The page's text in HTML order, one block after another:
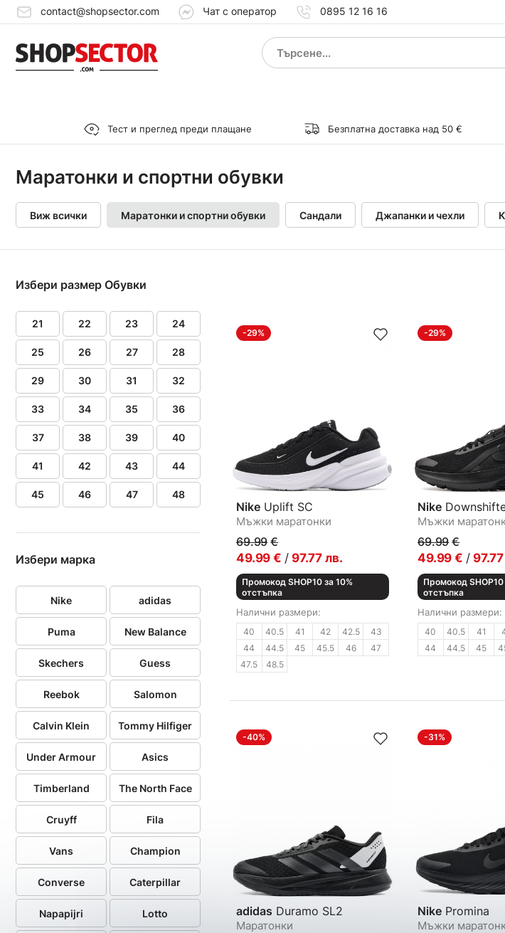
contact@shopsector.com Чат с оператор 0895 12 16 16
Тест и преглед преди плащане Безплатна доставка над 50 €
Маратонки и спортни обувки
Виж всички Маратонки и спортни обувки Сандали Джапанки и чехли
Избери размер Обувки
21 22 23 24
25 26 27 28
29 30 31 32
33 34 35 36
37 38 39 40
41 42 43 44
45 46 47 48
Избери марка
Nike adidas
Puma New Balance
Skechers Guess
Reebok Salomon
Calvin Klein Tommy Hilfiger
Under Armour Asics
Timberland The North Face
Cruyff Fila
Vans Champion
Converse Caterpillar
Napapijri Lotto
-29%
Nike Uplift SC
Мъжки маратонки
69.99 €
49.99 € / 97.77 лв.
Промокод SHOP10 за 10%
отстъпка
Налични размери:
40 40.5 41 42 42.5
43
44
44.5 45 45.5 46
47
47.5
48.5
-29%
Nike
Мъжки
69.99 €
49.99 € / 97.77
Промокод SHOP10
отстъпка
Налични размери:
40 40.5 41
44
44.5 45
-40%
adidas Duramo SL2
Маратонки
-31%
Nike Promina
Мъжки